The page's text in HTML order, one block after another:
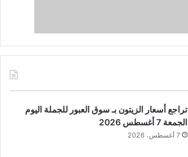
تراجع أسعار الزيتون بـ سوق العبور للجملة اليوم
الجمعة 7 أغسطس 2026
7 أغسطس، 2026